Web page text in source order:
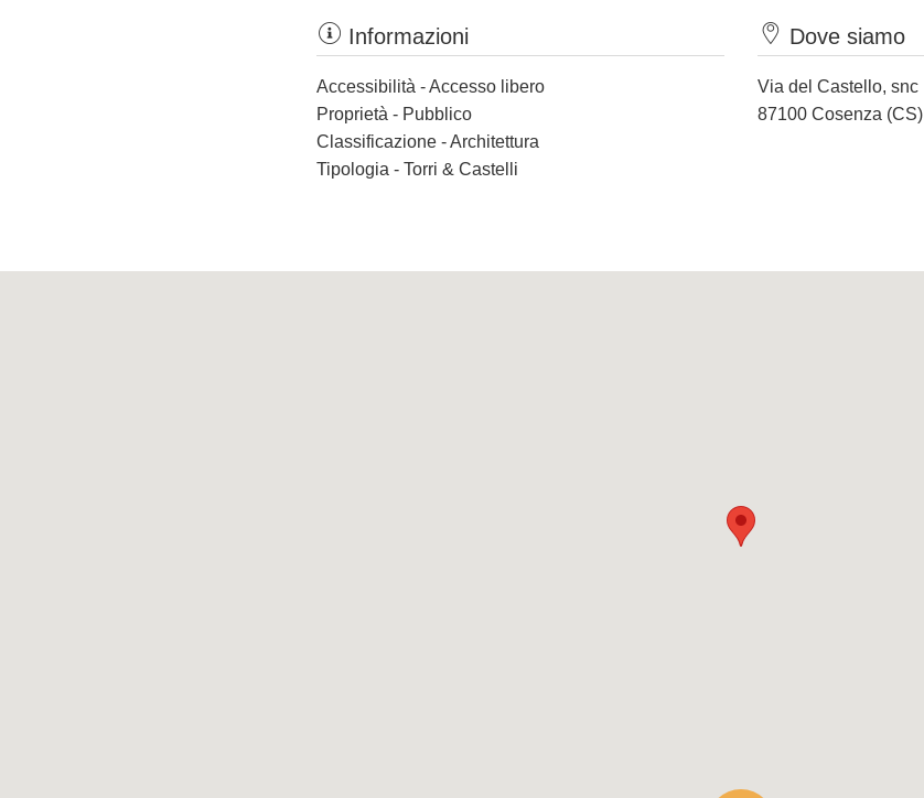
Informazioni
Accessibilità - Accesso libero
Proprietà - Pubblico
Classificazione - Architettura
Tipologia - Torri & Castelli
Dove siamo
Via del Castello, snc
87100 Cosenza (CS)